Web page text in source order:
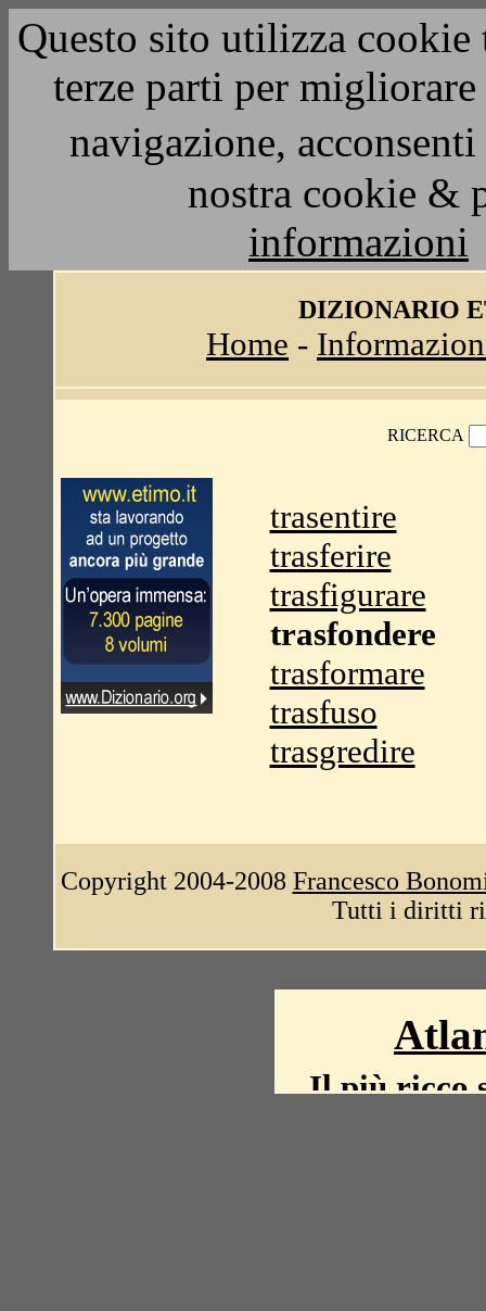
Questo sito utilizza
terze parti per
navigazione,
nostra cookie &
informazioni
DIZIONARIO
Home -
RICERCA
trasentire
trasferire
trasfigurare
trasfondere
trasformare
trasfuso
trasgredire
Copyright 2004-2008 Francesco
Tutti i diritti
Il più ricco